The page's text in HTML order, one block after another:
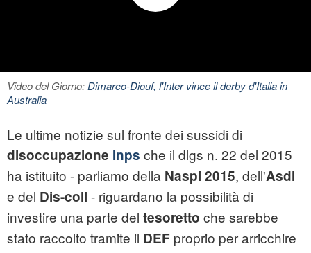
Video del Giorno:Dimarco-Diouf, l'Inter vince il derby d'Italia in
Australia
Le ultime notizie sul fronte dei sussidi di
disoccupazione Inps che il dlgs n. 22 del 2015
ha istituito - parliamo della Naspi 2015, dell'Asdi
e del Dis-coll - riguardano la possibilità di
investire una parte del tesoretto che sarebbe
stato raccolto tramite il DEF proprio per arricchire